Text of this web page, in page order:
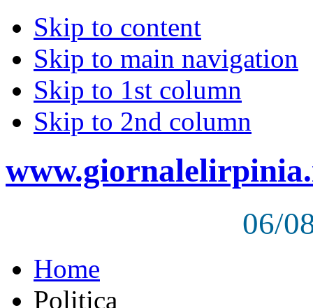
Skip to content
Skip to main navigation
Skip to 1st column
Skip to 2nd column
06/
Home
Politica